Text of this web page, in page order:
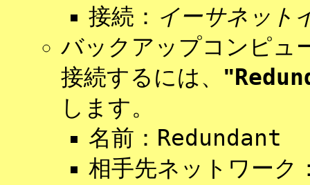
接続： イーサネット
バックアップコンピュ
接続するには、 "
します。
名前： Redundant
相手先ネットワーク